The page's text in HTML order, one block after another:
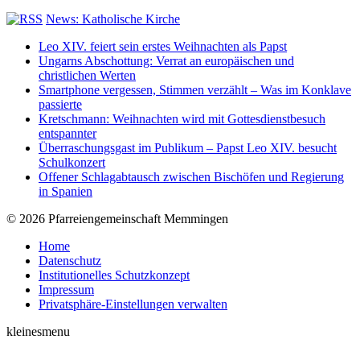
News: Katholische Kirche
Leo XIV. feiert sein erstes Weihnachten als Papst
Ungarns Abschottung: Verrat an europäischen und
christlichen Werten
Smartphone vergessen, Stimmen verzählt – Was im Konklave
passierte
Kretschmann: Weihnachten wird mit Gottesdienstbesuch
entspannter
Überraschungsgast im Publikum – Papst Leo XIV. besucht
Schulkonzert
Offener Schlagabtausch zwischen Bischöfen und Regierung
in Spanien
© 2026 Pfarreiengemeinschaft Memmingen
Home
Datenschutz
Institutionelles Schutzkonzept
Impressum
Privatsphäre-Einstellungen verwalten
kleinesmenu